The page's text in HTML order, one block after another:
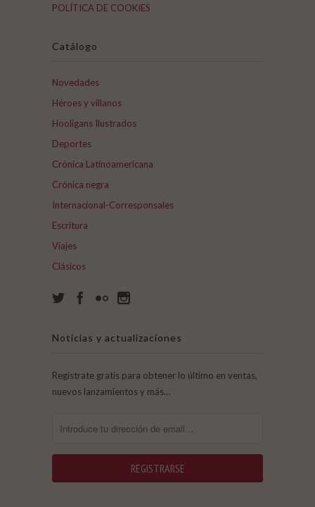
POLÍTICA DE COOKIES
Catálogo
Novedades
Héroes y villanos
Hooligans Ilustrados
Deportes
Crónica Latinoamericana
Crónica negra
Internacional-Corresponsales
Escritura
Viajes
Clásicos
Noticias y actualizaciones
Regístrate gratis para obtener lo último en ventas,
nuevos lanzamientos y más…